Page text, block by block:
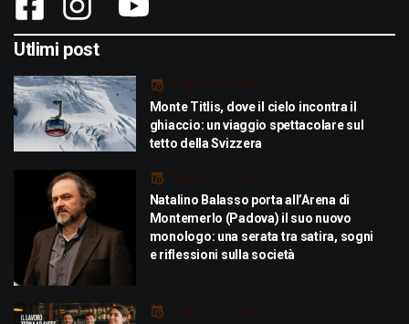
Utlimi post
Luglio 29, 2026
Monte Titlis, dove il cielo incontra il
ghiaccio: un viaggio spettacolare sul
tetto della Svizzera
Luglio 21, 2026
Natalino Balasso porta all’Arena di
Montemerlo (Padova) il suo nuovo
monologo: una serata tra satira, sogni
e riflessioni sulla società
Luglio 21, 2026